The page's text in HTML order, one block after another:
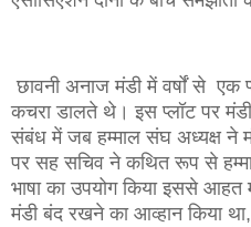
छावनी अनाज मंडी में वर्षों से एक
कचरा डालते थे। इस प्लॉट पर
संबंध में जब हम्माल संघ अध्यक्ष ने
पर सह सचिव ने कथित रूप से
भाषा का उपयोग किया इससे
मंडी बंद रखने का आव्हान किया